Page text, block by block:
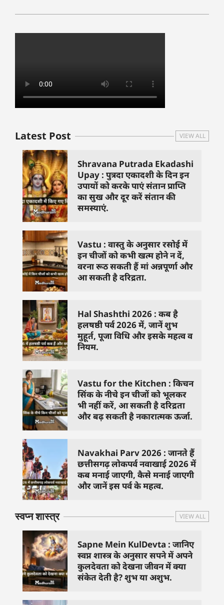
Latest Post VIEW ALL
Shravana Putrada Ekadashi
Upay : पुत्रदा एकादशी के दिन इन
उपायों को करके पाएं संतान प्राप्ति
का सुख और दूर करें संतान की
समस्याएं.
Vastu : वास्तु के अनुसार रसोई में
इन चीजों को कभी खत्म होने न दें,
वरना रूठ सकती हैं मां अन्नपूर्णा और
आ सकती है दरिद्रता.
Hal Shashthi 2026 : कब है
हलषष्ठी पर्व 2026 में, जानें शुभ
मुहूर्त, पूजा विधि और इसके महत्व व
नियम.
Vastu for the Kitchen : किचन
सिंक के नीचे इन चीजों को भूलकर
भी नहीं करें, आ सकती है दरिद्रता
और बढ़ सकती है नकारात्मक ऊर्जा.
Navakhai Parv 2026 : जानते हैं
छत्तीसगढ़ लोकपर्व नवाखाई 2026 में
कब मनाई जाएगी, कैसे मनाई जाएगी
और जानें इस पर्व के महत्व.
स्वप्न शास्त्र VIEW ALL
Sapne Mein KulDevta : जानिए
स्वप्न शास्त्र के अनुसार सपने में अपने
कुलदेवता को देखना जीवन में क्या
संकेत देती है? शुभ या अशुभ.